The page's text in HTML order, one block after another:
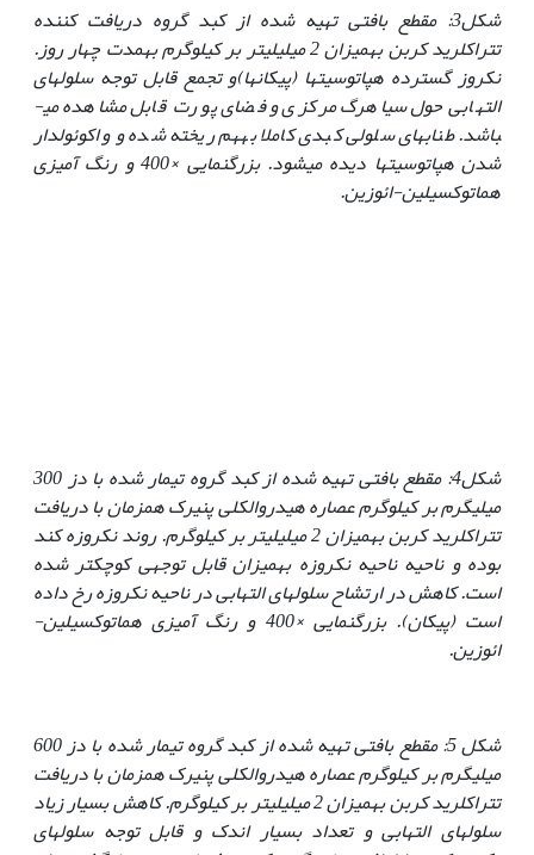
شکل3: مقطع بافتی تهیه شده از کبد گروه دریافت کننده
تتراکلرید کربن به‏میزان 2 میلی‏لیتر بر کیلوگرم به‏مدت چهار روز.
نکروز گسترده هپاتوسیت­ها (پیکان­ها)و تجمع قابل توجه سلول‏های
التهابی حول سیاهرگ مرکزی و فضای پورت قابل مشاهده می­
باشد. طناب­های سلولی کبدی کاملا به‏هم ریخته شده و واکوئول­دار
شدن هپاتوسیت­ها دیده می­شود. بزرگنمایی ×
400 و رنگ آمیزی
هماتوکسیلین-ائوزین.
شکل4: مقطع بافتی تهیه شده از کبد گروه تیمار شده با دز 300
میلی‏گرم بر کیلوگرم عصاره هیدروالکلی پنیرک هم‏زمان با دریافت
تتراکلرید کربن به‏میزان 2 میلی‏لیتر بر کیلوگرم
. روند نکروزه کند
بوده و ناحیه ناحیه نکروزه به‏میزان قابل توجهی کوچک­تر شده
است. کاهش در ارتشاح سلول‏های التهابی در ناحیه نکروزه رخ داده
است (پیکان). بزرگنمایی×
400 و رنگ آمیزی هماتوکسیلین-
ائوزین.
شکل 5: مقطع بافتی تهیه شده از کبد گروه تیمار شده با دز 600
میلی‏گرم بر کیلوگرم عصاره هیدروالکلی پنیرک هم‏زمان با دریافت
تتراکلرید کربن به‏میزان 2 میلی‏لیتر بر کیلوگرم.
کاهش بسیار زیاد
سلول‏های التهابی و تعداد بسیار اندک و قابل توجه سلول‏های